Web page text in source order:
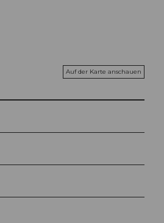
Auf der Karte anschauen